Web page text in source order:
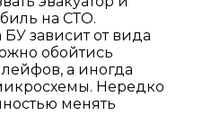
на СТО.
зависит от вида
обойтись
а иногда
Нередко
менять